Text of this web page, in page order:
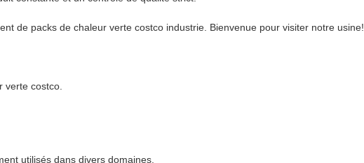
de packs de chaleur verte costco industrie. Bienvenue pour visiter notre usine!
verte costco.
utilisés dans divers domaines.